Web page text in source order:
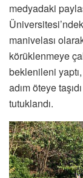
medyadaki
manivelası
körüklenmeye
beklenileni
adım öteye
tutuklandı.